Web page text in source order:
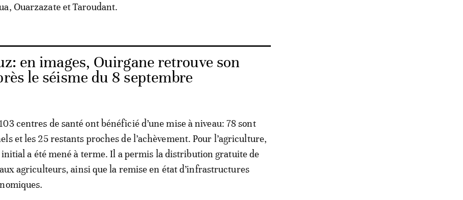
Ouarzazate et Taroudant.
en images, Ouirgane retrouve son
le séisme du 8 septembre
centres de santé ont bénéficié d’une mise à niveau: 78 sont
et les 25 restants proches de l’achèvement. Pour l’agriculture,
initial a été mené à terme. Il a permis la distribution gratuite de
agriculteurs, ainsi que la remise en état d’infrastructures